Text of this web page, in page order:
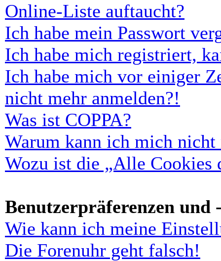
Online-Liste auftaucht?
Ich habe mein Passwort
Ich habe mich registriert,
Ich habe mich vor einiger
nicht mehr anmelden?!
Was ist COPPA?
Warum kann ich mich nicht
Wozu ist die „Alle Cookies
Benutzerpräferenzen und
Wie kann ich meine
Die Forenuhr geht falsch!